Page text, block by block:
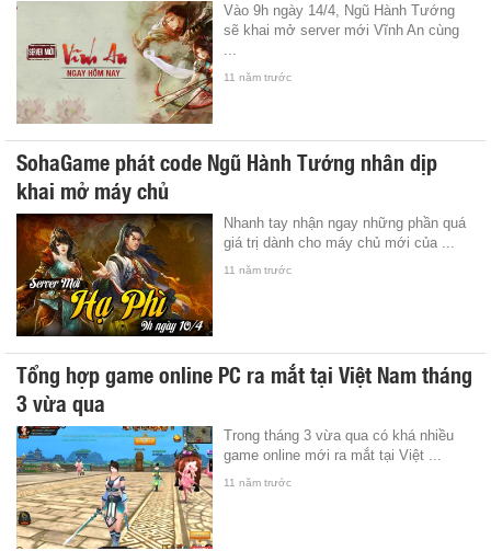
Vào 9h ngày 14/4, Ngũ Hành Tướng
sẽ khai mở server mới Vĩnh An cùng
11 năm trước
SohaGame phát code Ngũ Hành Tướng nhân dịp
khai mở máy chủ
Nhanh tay nhận ngay những phần quá
giá trị dành cho máy chủ mới của ...
11 năm trước
Tổng hợp game online PC ra mắt tại Việt Nam tháng
3 vừa qua
Trong tháng 3 vừa qua có khá nhiều
game online mới ra mắt tại Việt ...
11 năm trước